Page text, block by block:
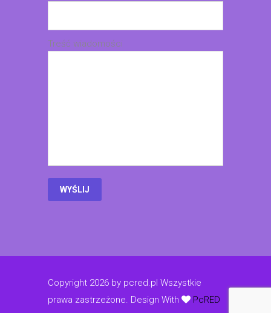
Treść wiadomości
Copyright 2026 by pcred.pl Wszystkie
prawa zastrzeżone. Design With PcRED